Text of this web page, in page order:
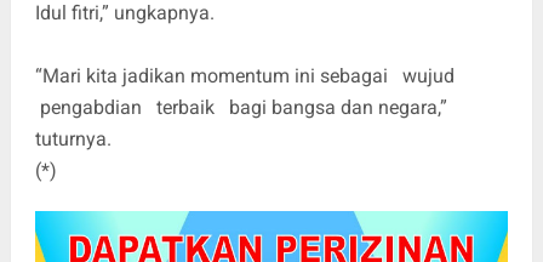
Idul fitri,” ungkapnya.
“Mari kita jadikan momentum ini sebagai wujud
pengabdian terbaik bagi bangsa dan negara,”
tuturnya.
(*)